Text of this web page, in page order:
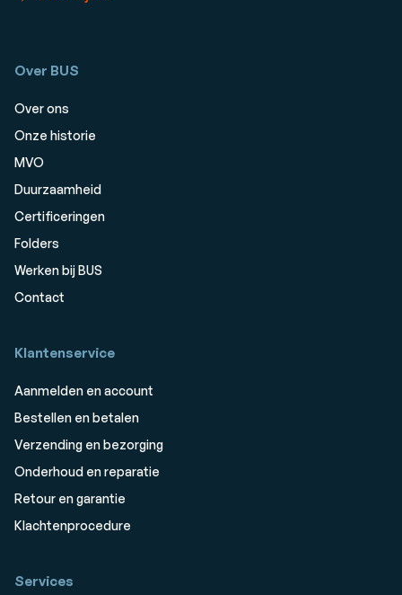
Over BUS
Over ons
Onze historie
MVO
Duurzaamheid
Certificeringen
Folders
Werken bij BUS
Contact
Klantenservice
Aanmelden en account
Bestellen en betalen
Verzending en bezorging
Onderhoud en reparatie
Retour en garantie
Klachtenprocedure
Services